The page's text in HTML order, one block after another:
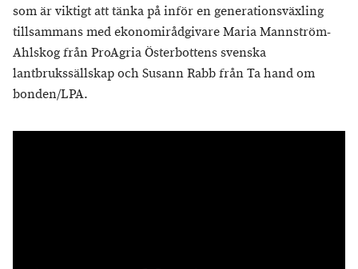
som är viktigt att tänka på inför en generationsväxling
tillsammans med ekonomirådgivare Maria Mannström-
Ahlskog från ProAgria Österbottens svenska
lantbrukssällskap och Susann Rabb från Ta hand om
bonden/LPA.